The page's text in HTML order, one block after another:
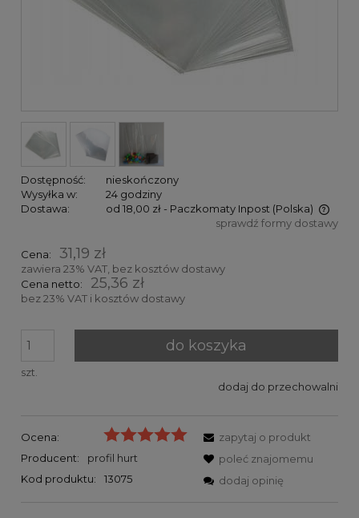
Dostępność:
nieskończony
Wysyłka w:
24 godziny
Dostawa:
od 18,00 zł - Paczkomaty Inpost (Polska)
Cena nie zawiera ewentualnych kosztów płatności
sprawdź formy dostawy
Cena: 31,19 zł
zawiera 23% VAT, bez kosztów dostawy
Cena netto:
25,36 zł
bez 23% VAT i kosztów dostawy
szt.
do koszyka
dodaj do przechowalni
Ocena:
Producent:
profil hurt
Kod produktu:
13075
zapytaj o produkt
poleć znajomemu
dodaj opinię